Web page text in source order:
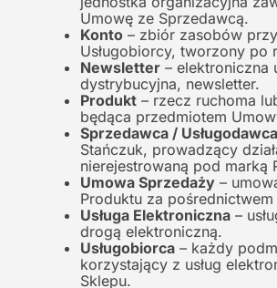
Umowę ze Sprzedawcą.
Konto – zbiór zasobów
Usługobiorcy, tworzony po
Newsletter – elektroniczna
dystrybucyjna, newsletter.
Produkt – rzecz ruchoma
będąca przedmiotem
Sprzedawca / Usługodawca
Stańczuk, prowadzący
nierejestrowaną pod marką
Umowa Sprzedaży –
Produktu za pośrednictwem
Usługa Elektroniczna –
drogą elektroniczną.
Usługobiorca – każdy
korzystający z usług
Sklepu.